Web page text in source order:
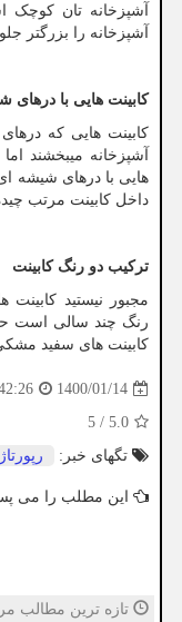
آشپزخانه تان کوچک
آشپزخانه را بزرگتر
کابینت هایی با درهای
کابینت هایی که
آشپزخانه میبخشند
هایی با درهای شیشه
داخل کابینت مرتب
ترکیب دو رنگ کابینت
مجبور نیستید کابینت
رنگ چند سالی است
کابینت های سفید
1400/01/14
5.0
/
5
تگهای خبر:
رپورتاژ
این مطلب را می
تازه ترین مطالب